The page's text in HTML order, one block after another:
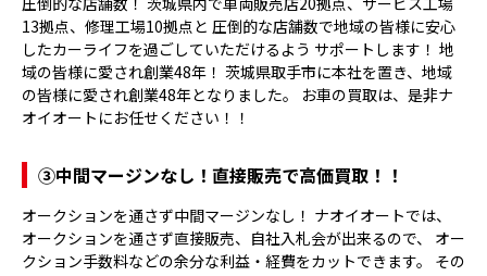
13拠点、修理工場10拠点と 圧倒的な店舗数で地域の皆様に安心
したカーライフを過ごしていただけるよう サポートします！ 地
域の皆様に愛され創業48年！ 茨城県取手市に本社を置き、地域
の皆様に愛され創業48年となりました。 お車の買取は、是非ナ
オイオートにお任せください！！
③中間マージンなし！直接販売で高価買取！！
オークションを通さず中間マージンなし！ ナオイオートでは、
オークションを通さず直接販売、自社入札会が出来るので、 オー
クション手数料などの余分な利益・経費をカットできます。 その